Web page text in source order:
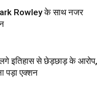
Rowley के साथ नजर
लगे इतिहास से छेड़छाड़ के आरोप,
पड़ा एक्‍शन